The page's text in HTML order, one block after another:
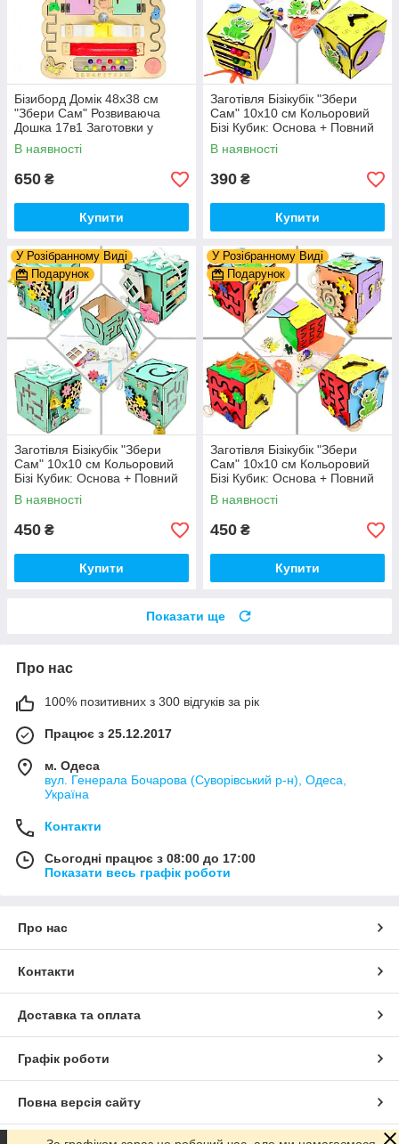
Бізиборд Домік 48x38 см
"Збери Сам" Розвиваюча
Дошка 17в1 Заготовки у
Разобранному вигляді +
Деталі та Фарба
В наявності
650 ₴
Купити
Заготівля Бізікубік "Збери
Сам" 10х10 см Кольоровий
Бізі Кубик: Основа + Повний
Комплект (в Розібраному
Виді) Кубік Бізи, Жовтий
В наявності
390 ₴
Купити
У Розібранному Виді
Подарунок
Заготівля Бізікубік "Збери
Сам" 10х10 см Кольоровий
Бізі Кубик: Основа + Повний
Комплект (в Розібраному
Виді) Кубік Бізи, Бірюза
В наявності
450 ₴
Купити
У Розібранному Виді
Подарунок
Заготівля Бізікубік "Збери
Сам" 10х10 см Кольоровий
Бізі Кубик: Основа + Повний
Комплект (в Розібраному
Виді) Кубік Бізи, Різнокол
В наявності
450 ₴
Купити
Показати ще
Про нас
100% позитивних з 300 відгуків за рік
Працює з 25.12.2017
м. Одеса
вул. Генерала Бочарова (Суворівський р-н), Одеса,
Україна
Контакти
Сьогодні працює з 08:00 до 17:00
Показати весь графік роботи
Про нас
Контакти
Доставка та оплата
Графік роботи
Повна версія сайту